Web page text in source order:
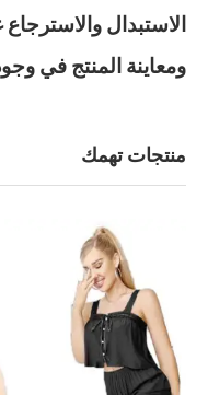
الاستبدال
ومعاينة المنتج في
منتجات تهمك